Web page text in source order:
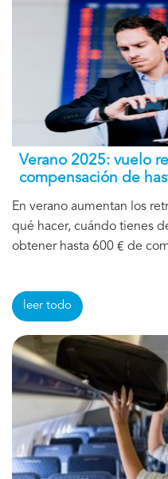
Verano 2025: vuelo
compensación de
En verano aumentan los
qué hacer, cuándo tienes
obtener hasta 600 € de
leer todo